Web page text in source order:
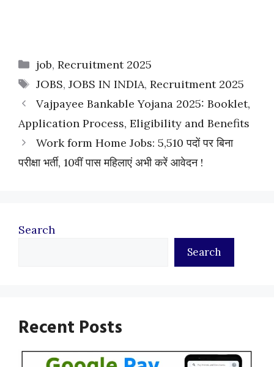
Categories
job, Recruitment 2025
Tags
JOBS, JOBS IN INDIA, Recruitment 2025
Vajpayee Bankable Yojana 2025: Booklet,
Application Process, Eligibility and Benefits
Work form Home Jobs: 5,510 पदों पर बिना
परीक्षा भर्ती, 10वीं पास महिलाएं अभी करें आवेदन !
Search
Search
Recent Posts